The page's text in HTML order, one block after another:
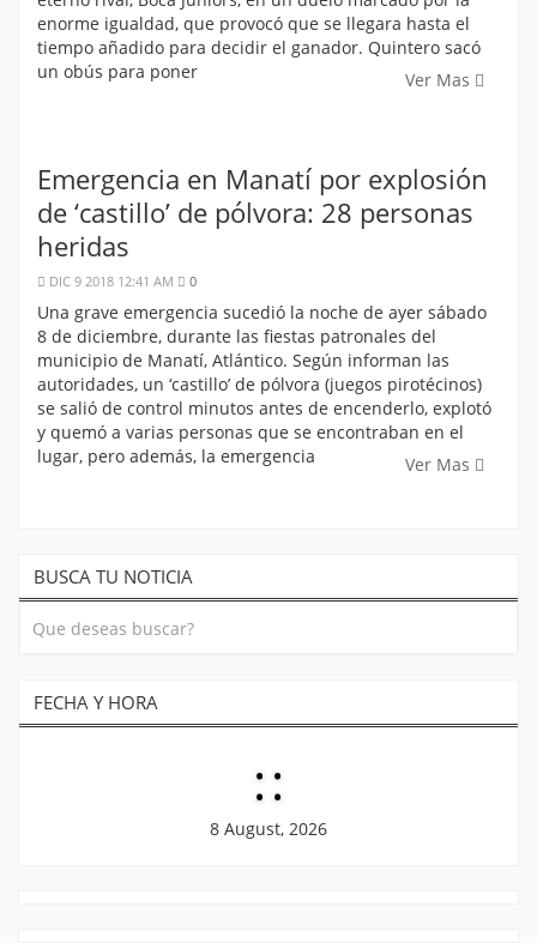
enorme igualdad, que provocó que se llegara hasta el
tiempo añadido para decidir el ganador. Quintero sacó
un obús para poner
Ver Mas
Emergencia en Manatí por explosión
de ‘castillo’ de pólvora: 28 personas
heridas
DIC 9 2018 12:41 AM 0
Una grave emergencia sucedió la noche de ayer sábado
8 de diciembre, durante las fiestas patronales del
municipio de Manatí, Atlántico. Según informan las
autoridades, un ‘castillo’ de pólvora (juegos pirotécinos)
se salió de control minutos antes de encenderlo, explotó
y quemó a varias personas que se encontraban en el
lugar, pero además, la emergencia
Ver Mas
BUSCA TU NOTICIA
FECHA Y HORA
::
8 August, 2026